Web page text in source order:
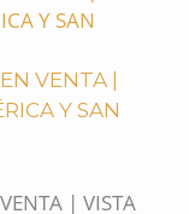
VENTA |
Y SAN
| VISTA